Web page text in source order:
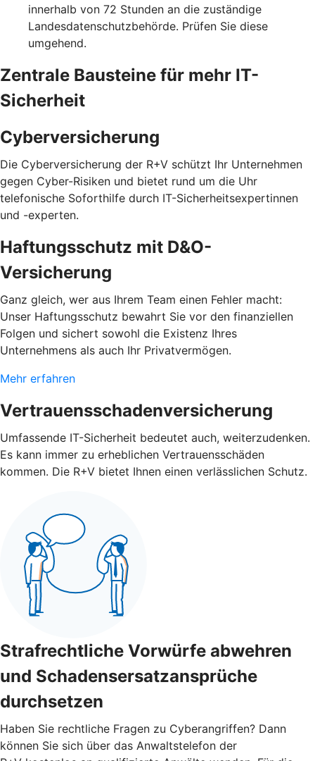
innerhalb von 72 Stunden an die zuständige
Landesdatenschutzbehörde. Prüfen Sie diese
umgehend.
Zentrale Bausteine für mehr IT-
Sicherheit
Cyberversicherung
Die Cyberversicherung der R+V schützt Ihr Unternehmen
gegen Cyber-Risiken und bietet rund um die Uhr
telefonische Soforthilfe durch IT-Sicherheitsexpertinnen
und -experten.
Haftungsschutz mit D&O-
Versicherung
Ganz gleich, wer aus Ihrem Team einen Fehler macht:
Unser Haftungsschutz bewahrt Sie vor den finanziellen
Folgen und sichert sowohl die Existenz Ihres
Unternehmens als auch Ihr Privatvermögen.
Mehr erfahren
Vertrauensschadenversicherung
Umfassende IT-Sicherheit bedeutet auch, weiterzudenken.
Es kann immer zu erheblichen Vertrauensschäden
kommen. Die R+V bietet Ihnen einen verlässlichen Schutz.
Strafrechtliche Vorwürfe abwehren
und Schadensersatzansprüche
durchsetzen
Haben Sie rechtliche Fragen zu Cyberangriffen? Dann
können Sie sich über das Anwaltstelefon der